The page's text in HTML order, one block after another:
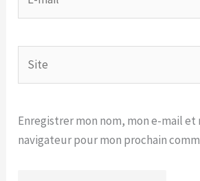
mail*
Enregistrer mon nom, mon e-mail et
navigateur pour mon prochain